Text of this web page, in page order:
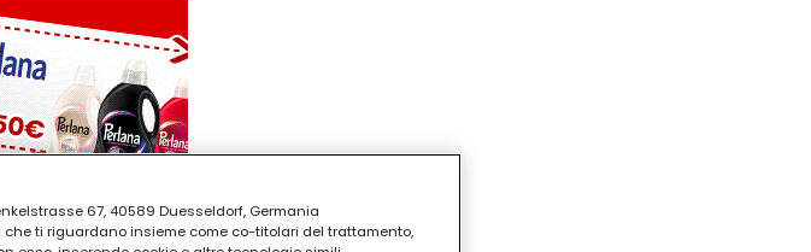
67, 40589 Duesseldorf, Germania
che ti riguardano insieme come co-titolari del trattamento,